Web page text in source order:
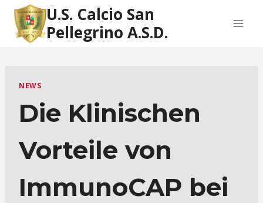
Salta
contenuto
U.S. Calcio San
Pellegrino A.S.D.
NEWS
Die Klinischen
Vorteile von
ImmunoCAP bei